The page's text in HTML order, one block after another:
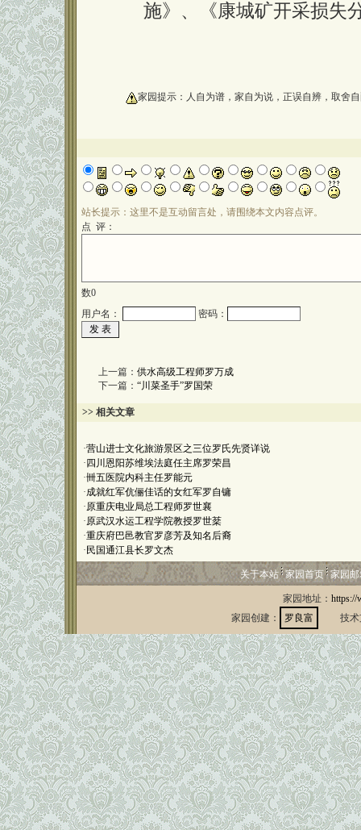
施》、《康城矿开采损失
家园提示：人自为谱，家自为说，正误自辨，取舍
站长提示：这里不是互动留言处，请围绕本文内容点评。
点 评：
数0
用户名：
密码：
上一篇： 供水高级工程师罗万成
下一篇： “川菜圣手”罗国荣
>> 相关文章
·营山进士文化旅游景区之三位罗氏先贤详说
· 四川恩阳苏维埃法庭任主席罗荣昌
·卌五医院内科主任罗能元
·成就红军伉俪佳话的女红军罗自镛
·原重庆电业局总工程师罗世襄
·原武汉水运工程学院教授罗世棻
·重庆府巴邑教官罗彦芳及知名后裔
· 民国通江县长罗文杰
关于本站 家园首页 家园
家园地址： https://
家园创建：
罗良富 技术